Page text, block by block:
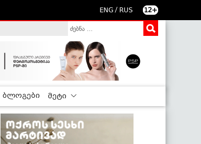
ENG / RUS 12+
ბლოგები მეტი